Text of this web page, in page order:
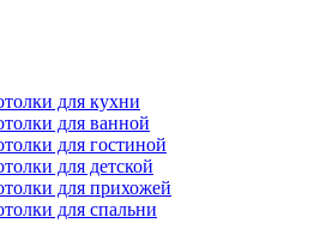
для кухни
для ванной
для гостиной
для детской
для прихожей
для спальни